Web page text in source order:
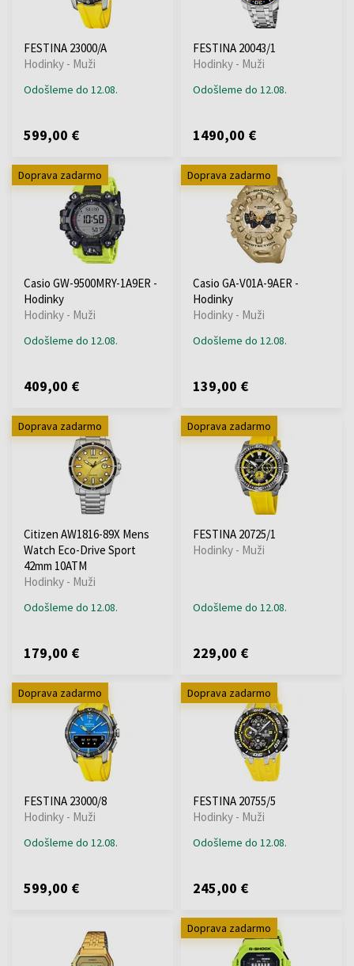
FESTINA 23000/A
Hodinky - Muži
Odošleme do 12.08.
599,00 €
FESTINA 20043/1
Hodinky - Muži
Odošleme do 12.08.
1490,00 €
Doprava zadarmo
Casio GW-9500MRY-1A9ER -
Hodinky
Hodinky - Muži
Odošleme do 12.08.
409,00 €
Doprava zadarmo
Casio GA-V01A-9AER -
Hodinky
Hodinky - Muži
Odošleme do 12.08.
139,00 €
Doprava zadarmo
Citizen AW1816-89X Mens
Watch Eco-Drive Sport
42mm 10ATM
Hodinky - Muži
Odošleme do 12.08.
179,00 €
Doprava zadarmo
FESTINA 20725/1
Hodinky - Muži
Odošleme do 12.08.
229,00 €
Doprava zadarmo
FESTINA 23000/8
Hodinky - Muži
Odošleme do 12.08.
599,00 €
Doprava zadarmo
FESTINA 20755/5
Hodinky - Muži
Odošleme do 12.08.
245,00 €
Doprava zadarmo